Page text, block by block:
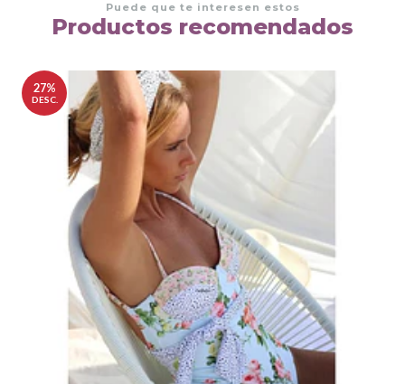
Puede que te interesen estos
Productos recomendados
27%
DESC.